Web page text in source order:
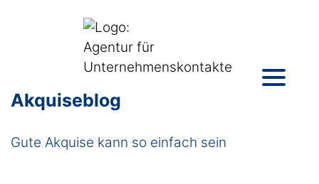
Akquiseblog
Gute Akquise kann so einfach sein